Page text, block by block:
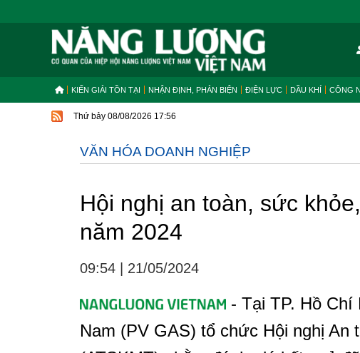
KIẾN GIẢI TỒN TẠI NHẬN ĐỊNH, PHẢN BIỆN ĐIỆN LỰC DẦU KHÍ CÔNG
Thứ bảy 08/08/2026 17:56
VĂN HÓA DOANH NGHIỆP
Hội nghị an toàn, sức
năm 2024
09:54 21/05/2024
- Tại TP. Hồ
Nam (PV GAS) tổ chức Hội nghị